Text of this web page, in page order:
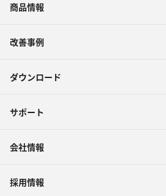
商品情報
改善事例
ダウンロード
サポート
会社情報
採用情報